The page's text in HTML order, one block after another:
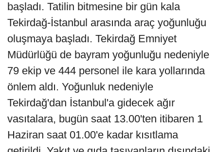
başladı. Tatilin bitmesine bir gün kala
Tekirdağ-İstanbul arasında araç yoğunluğu
oluşmaya başladı. Tekirdağ Emniyet
Müdürlüğü de bayram yoğunluğu nedeniyle
79 ekip ve 444 personel ile kara yollarında
önlem aldı. Yoğunluk nedeniyle
Tekirdağ'dan İstanbul'a gidecek ağır
vasıtalara, bugün saat 13.00'ten itibaren 1
Haziran saat 01.00'e kadar kısıtlama